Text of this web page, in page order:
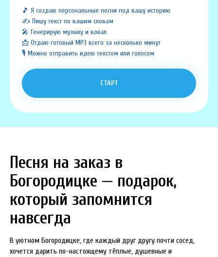
🎵 Я создаю персональные песни под вашу историю
✍️ Пишу текст по вашим словам
🎤 Генерирую музыку и вокал
📩 Отдаю готовый MP3 всего за несколько минут
🎙️ Можно отправить идею текстом или голосом
СТАРТ
Песня на заказ в
Богородицке — подарок,
который запомнится
навсегда
В уютном Богородицке, где каждый друг другу почти сосед,
хочется дарить по-настоящему тёплые, душевные и